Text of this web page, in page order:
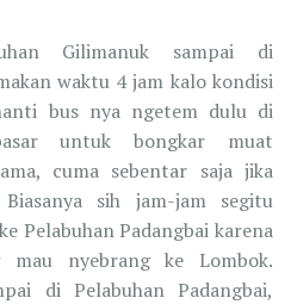
Gilimanuk sampai di
waktu 4 jam kalo kondisi
bus nya ngetem dulu di
untuk bongkar muat
cuma sebentar saja jika
sih jam-jam segitu
Pelabuhan Padangbai karena
mau nyebrang ke Lombok.
di Pelabuhan Padangbai,